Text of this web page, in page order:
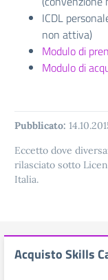
ICDL
non attiva)
Modulo di
Modulo di
Pubblicato:
Eccetto dove
rilasciato sotto
Italia.
Acquisto Skills